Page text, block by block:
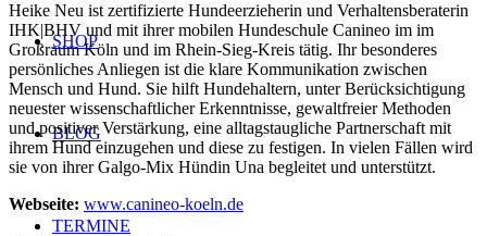
SHOP
BLOG
TERMINE
Heike Neu ist zertifizierte Hundeerzieherin und Verhaltensberaterin
IHK|BHV und mit ihrer mobilen Hundeschule Canineo im im
Großraum Köln und im Rhein-Sieg-Kreis tätig. Ihr besonderes
persönliches Anliegen ist die klare Kommunikation zwischen
Mensch und Hund. Sie hilft Hundehaltern, unter Berücksichtigung
neuester wissenschaftlicher Erkenntnisse, gewaltfreier Methoden
und positiver Verstärkung, eine alltagstaugliche Partnerschaft mit
ihrem Hund einzugehen und diese zu festigen. In vielen Fällen wird
sie von ihrer Galgo-Mix Hündin Una begleitet und unterstützt.
Webseite: www.canineo-koeln.de